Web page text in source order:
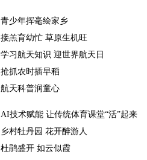
青少年挥毫绘家乡
接羔育幼忙 草原生机旺
学习航天知识 迎世界航天日
抢抓农时插早稻
航天科普润童心
AI技术赋能 让传统体育课堂“活”起来
乡村牡丹园 花开醉游人
杜鹃盛开 如云似霞